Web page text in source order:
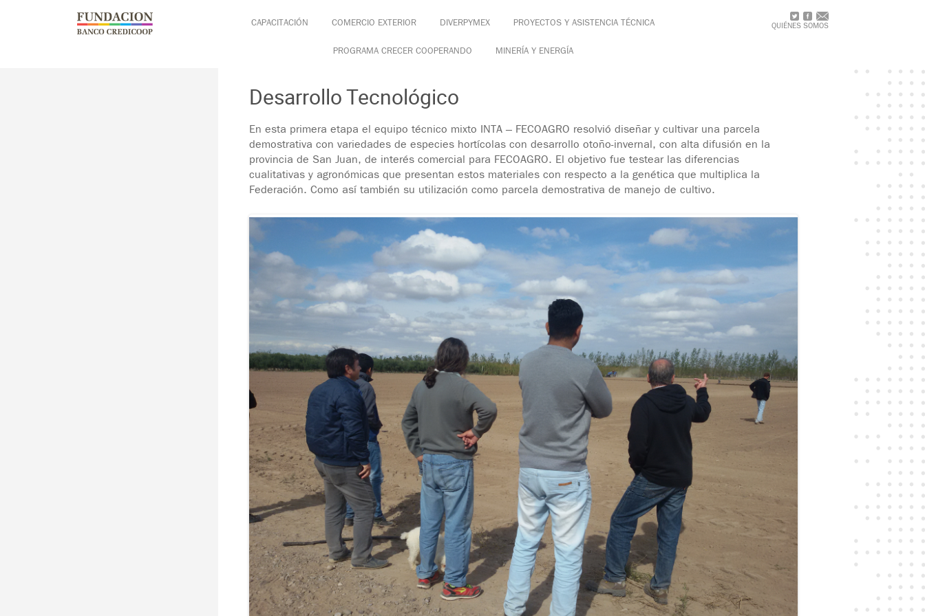
CAPACITACIÓN COMERCIO EXTERIOR DIVERPYMEX PROYECTOS Y ASISTENCIA TÉCNICA
PROGRAMA CRECER COOPERANDO MINERÍA Y ENERGÍA
QUIÉNES SOMOS
Desarrollo Tecnológico
En esta primera etapa el equipo técnico mixto INTA – FECOAGRO resolvió diseñar y cultivar una parcela
demostrativa con variedades de especies hortícolas con desarrollo otoño-invernal, con alta difusión en la
provincia de San Juan, de interés comercial para FECOAGRO. El objetivo fue testear las diferencias
cualitativas y agronómicas que presentan estos materiales con respecto a la genética que multiplica la
Federación. Como así también su utilización como parcela demostrativa de manejo de cultivo.